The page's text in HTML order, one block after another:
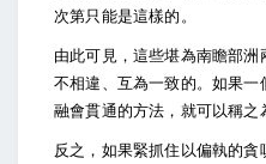
次第只能是這樣的。
由此可見，這些堪為南瞻部
不相違、互為一致的。如果
融會貫通的方法，就可以稱之
反之，如果緊抓住以偏執的